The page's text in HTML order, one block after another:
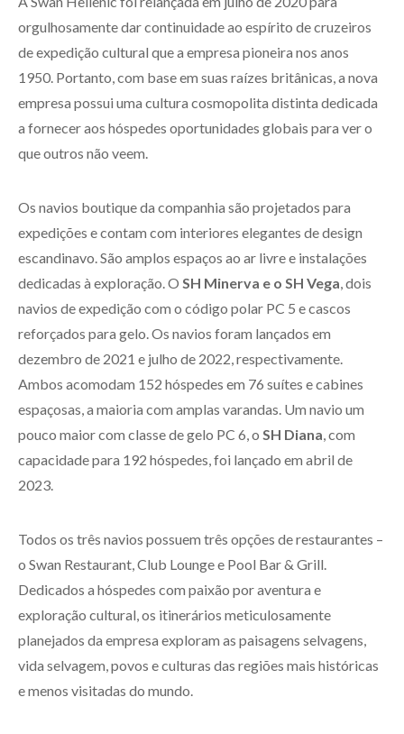
orgulhosamente dar continuidade ao espírito de cruzeiros
de expedição cultural que a empresa pioneira nos anos
1950. Portanto, com base em suas raízes britânicas, a nova
empresa possui uma cultura cosmopolita distinta dedicada
a fornecer aos hóspedes oportunidades globais para ver o
que outros não veem.
Os navios boutique da companhia são projetados para
expedições e contam com interiores elegantes de design
escandinavo. São amplos espaços ao ar livre e instalações
dedicadas à exploração. O SH Minerva e o SH Vega , dois
navios de expedição com o código polar PC 5 e cascos
reforçados para gelo. Os navios foram lançados em
dezembro de 2021 e julho de 2022, respectivamente.
Ambos acomodam 152 hóspedes em 76 suítes e cabines
espaçosas, a maioria com amplas varandas. Um navio um
pouco maior com classe de gelo PC 6, o SH Diana , com
capacidade para 192 hóspedes, foi lançado em abril de
2023.
Todos os três navios possuem três opções de restaurantes –
o Swan Restaurant, Club Lounge e Pool Bar & Grill.
Dedicados a hóspedes com paixão por aventura e
exploração cultural, os itinerários meticulosamente
planejados da empresa exploram as paisagens selvagens,
vida selvagem, povos e culturas das regiões mais históricas
e menos visitadas do mundo.